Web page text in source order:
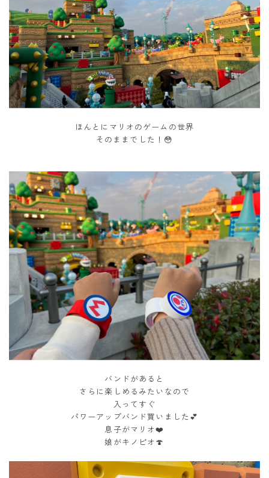
ほんとにマリオのゲームの世界
そのままでした！😳
バンドがあると
さらに楽しめるみたいなので
入ってすぐ
パワーアップバンド買いました💕
息子がマリオ❤️
娘がキノピオ🍄